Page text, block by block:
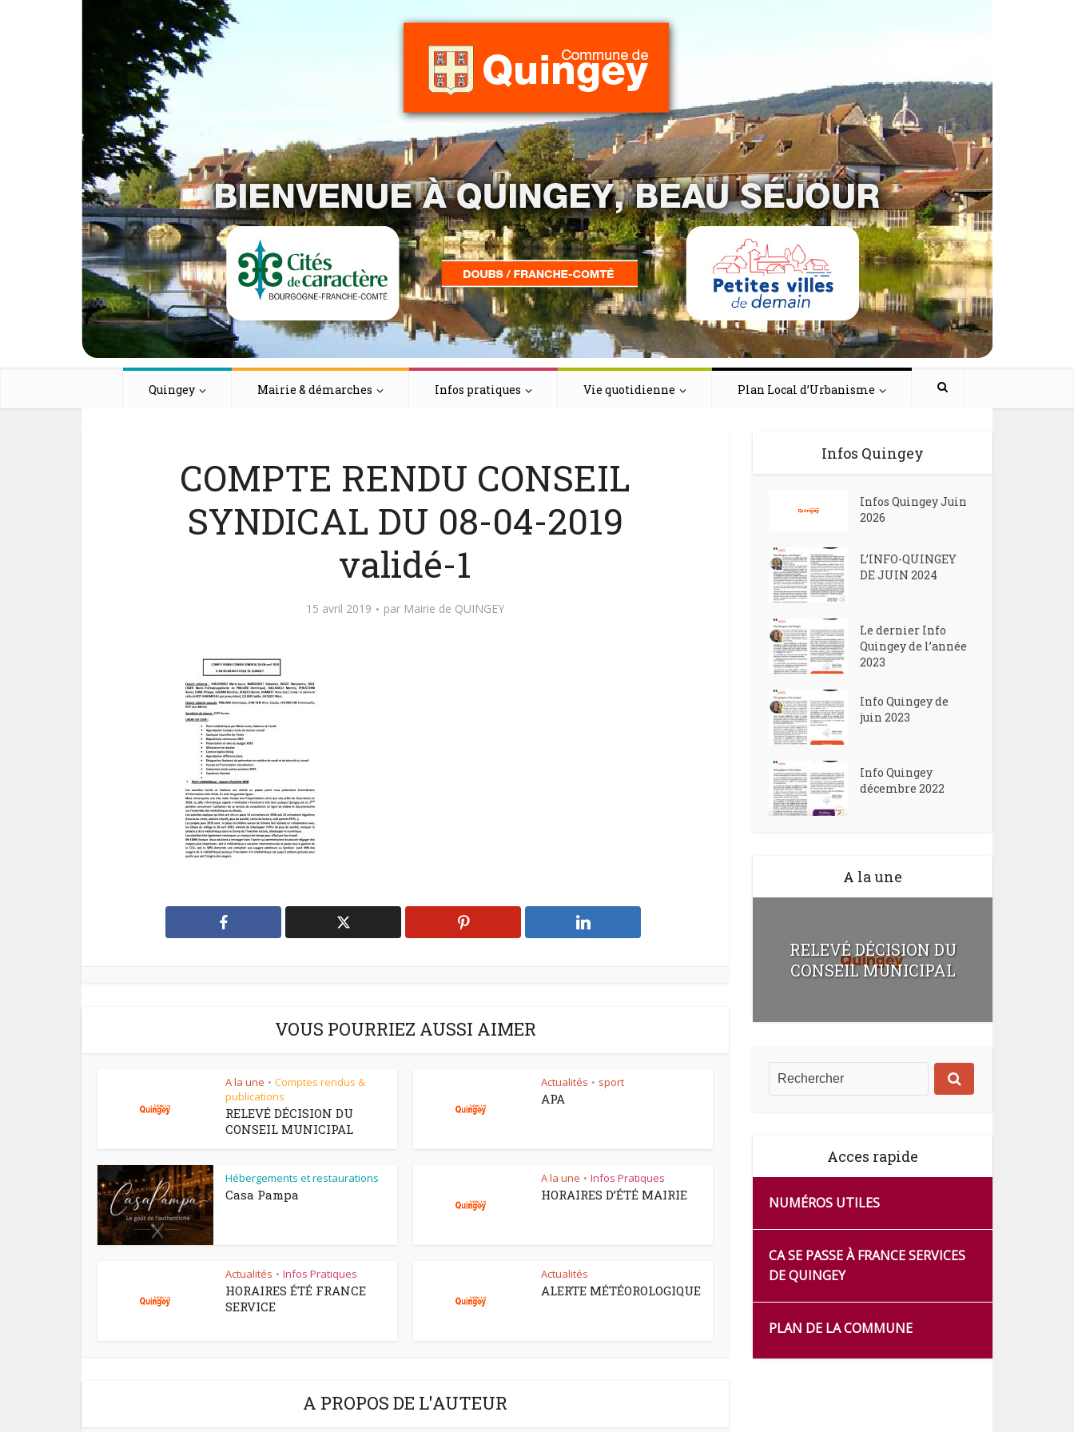
Quingey Mairie & démarches Infos pratiques Vie quotidienne Plan Local d’Urbanisme
COMPTE RENDU CONSEIL
SYNDICAL DU 08-04-2019
validé-1
15 avril 2019 par Mairie de QUINGEY
VOUS POURRIEZ AUSSI AIMER
A la une • Comptes rendus &
publications
RELEVÉ DÉCISION DU
CONSEIL MUNICIPAL
Actualités • sport
APA
Hébergements et restaurations
Casa Pampa
A la une • Infos Pratiques
HORAIRES D’ÉTÉ MAIRIE
Actualités • Infos Pratiques
HORAIRES ÉTÉ FRANCE
SERVICE
Actualités
ALERTE MÉTÉOROLOGIQUE
A PROPOS DE L'AUTEUR
Infos Quingey
Infos Quingey Juin
2026
L’INFO-QUINGEY
DE JUIN 2024
Le dernier Info
Quingey de l’année
2023
Info Quingey de
juin 2023
Info Quingey
décembre 2022
A la une
RELEVÉ DÉCISION DU
CONSEIL MUNICIPAL
Acces rapide
NUMÉROS UTILES
CA SE PASSE À FRANCE SERVICES
DE QUINGEY
PLAN DE LA COMMUNE